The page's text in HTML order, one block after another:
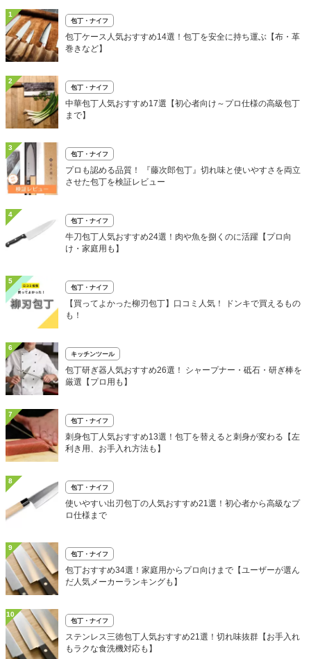
1
包丁・ナイフ
包丁ケース人気おすすめ14選！包丁を安全に持ち運ぶ【布・革
巻きなど】
2
包丁・ナイフ
中華包丁人気おすすめ17選【初心者向け～プロ仕様の高級包丁
まで】
3
包丁・ナイフ
プロも認める品質！ 『藤次郎包丁』切れ味と使いやすさを両立
させた包丁を検証レビュー
4
包丁・ナイフ
牛刀包丁人気おすすめ24選！肉や魚を捌くのに活躍【プロ向
け・家庭用も】
5
包丁・ナイフ
【買ってよかった柳刃包丁】口コミ人気！ ドンキで買えるもの
も！
6
キッチンツール
包丁研ぎ器人気おすすめ26選！ シャープナー・砥石・研ぎ棒を
厳選【プロ用も】
7
包丁・ナイフ
刺身包丁人気おすすめ13選！包丁を替えると刺身が変わる【左
利き用、お手入れ方法も】
8
包丁・ナイフ
使いやすい出刃包丁の人気おすすめ21選！初心者から高級なプ
ロ仕様まで
9
包丁・ナイフ
包丁おすすめ34選！家庭用からプロ向けまで【ユーザーが選ん
だ人気メーカーランキングも】
10
包丁・ナイフ
ステンレス三徳包丁人気おすすめ21選！切れ味抜群【お手入れ
もラクな食洗機対応も】